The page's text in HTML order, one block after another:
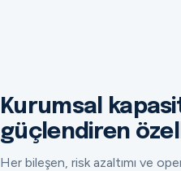
Kurumsal
güçlendiren
Her bileşen, risk azaltımı ve